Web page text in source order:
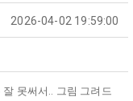
2026-04-02 19:59:00
못써서.. 그림 그려드